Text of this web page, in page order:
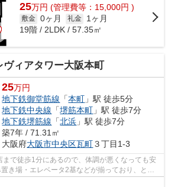
25万円 (管理費等：15,000円 )
敷金 0ヶ月 礼金
1ヶ月
19階 / 2LDK / 57.35㎡
ヴィアタワー大阪本町
25万円
地下鉄御堂筋線 「本町 」駅 徒歩5分
地下鉄中央線 「堺筋本町 」駅 徒歩7分
地下鉄堺筋線 「北浜 」駅 徒歩7分
築7年 / 71.31㎡
大阪府大阪市中央区瓦町３丁目1-3
まで徒歩1分にあるので、体調が悪くなっても安
き場・エレベータ2基などが揃っており、とて
れ替えがで...